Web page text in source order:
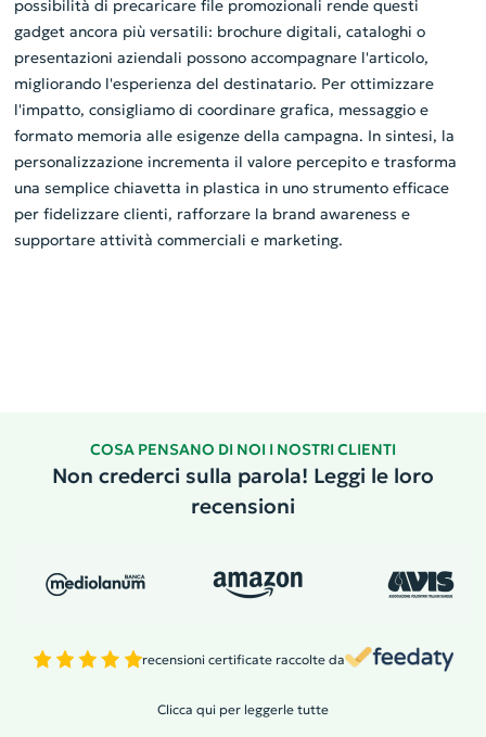
possibilità di precaricare file promozionali rende questi
gadget ancora più versatili: brochure digitali, cataloghi o
presentazioni aziendali possono accompagnare l'articolo,
migliorando l'esperienza del destinatario. Per ottimizzare
l'impatto, consigliamo di coordinare grafica, messaggio e
formato memoria alle esigenze della campagna. In sintesi, la
personalizzazione incrementa il valore percepito e trasforma
una semplice chiavetta in plastica in uno strumento efficace
per fidelizzare clienti, rafforzare la brand awareness e
supportare attività commerciali e marketing.
COSA PENSANO DI NOI I NOSTRI CLIENTI
Non crederci sulla parola! Leggi le loro
recensioni
recensioni certificate raccolte da
Clicca qui per leggerle tutte